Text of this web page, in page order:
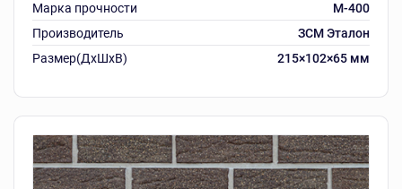
Марка прочности
М-400
Производитель
ЗСМ Эталон
Размер(ДхШхВ)
215×102×65 мм